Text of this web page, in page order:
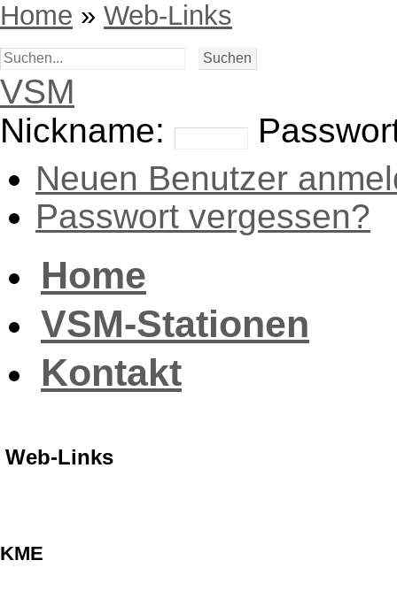
Home » Web-Links
VSM
Nickname:
Neuen Benutzer
Passwort vergessen?
Home
VSM-Stationen
Kontakt
Web-Links
KME